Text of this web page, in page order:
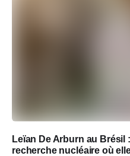
Leïan De Arburn au
recherche nucléaire où